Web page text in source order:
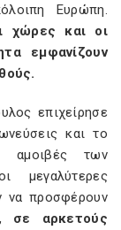
Ευρώπη.
χώρες και οι
εμφανίζουν
επιχείρησε
και το
αμοιβές των
μεγαλύτερες
να προσφέρουν
σε αρκετούς